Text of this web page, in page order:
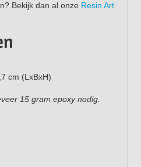
Bekijk dan al onze Resin Art
cm (LxBxH)
15 gram epoxy nodig.